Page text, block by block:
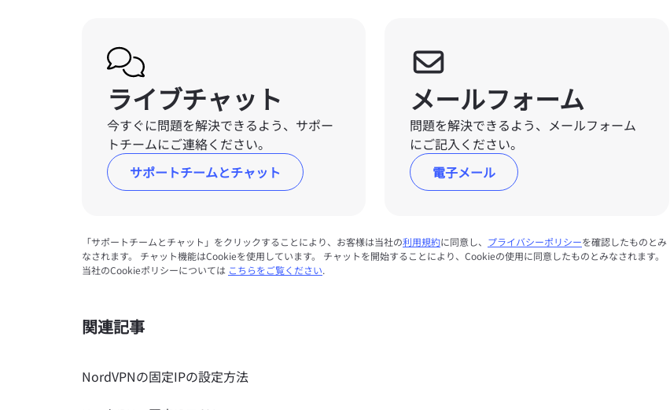
ライブチャット
今すぐに問題を解決できるよう、サポー
トチームにご連絡ください。
サポートチームとチャット
メールフォーム
問題を解決できるよう、メールフォーム
にご記入ください。
電子メール
「サポートチームとチャット」をクリックすることにより、お客様は当社の利用規約に同意し、 プライバシーポリシーを確認したものとみ
なされます。 チャット機能はCookieを使用しています。 チャットを開始することにより、Cookieの使用に同意したものとみなされます。
当社のCookieポリシーについては こちらをご覧ください.
関連記事
NordVPNの固定IPの設定方法